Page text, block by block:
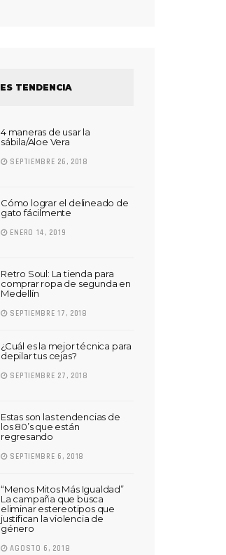
ES TENDENCIA
4 maneras de usar la
sábila/Aloe Vera
SEPTIEMBRE 26, 2018
Cómo lograr el delineado de
gato fácilmente
ENERO 14, 2019
Retro Soul: La tienda para
comprar ropa de segunda en
Medellín
SEPTIEMBRE 17, 2018
¿Cuál es la mejor técnica para
depilar tus cejas?
SEPTIEMBRE 27, 2018
Estas son las tendencias de
los 80’s que están
regresando
SEPTIEMBRE 6, 2018
“Menos Mitos Más Igualdad”
La campaña que busca
eliminar estereotipos que
justifican la violencia de
género
AGOSTO 6, 2018